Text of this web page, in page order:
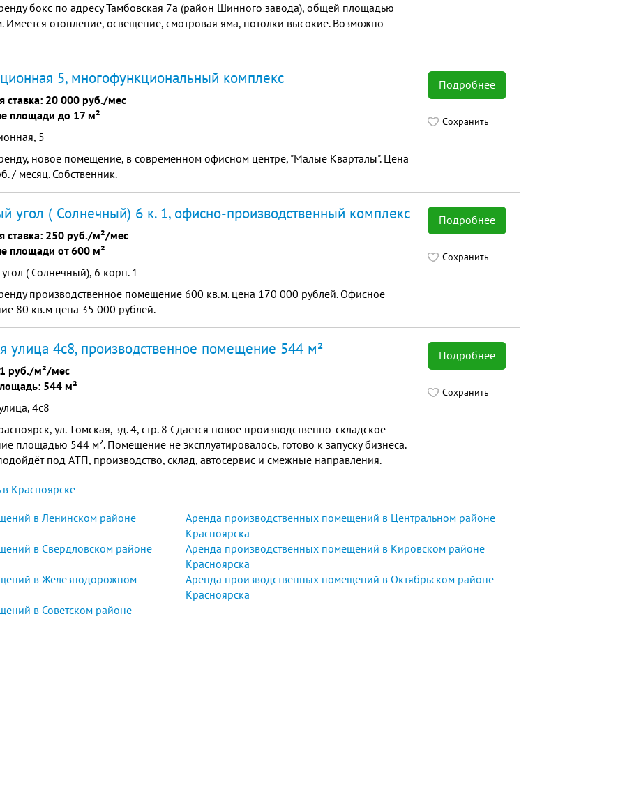
бокс по адресу Тамбовская 7а (район Шинного завода), общей площадью
Имеется отопление, освещение, смотровая яма, потолки высокие. Возможно
Подробнее
Сохранить
5, многофункциональный комплекс
ставка: 20 000 руб./мес
площади до 17 м²
5
новое помещение, в современном офисном центре, "Малые Кварталы". Цена
/ месяц. Собственник.
Подробнее
Сохранить
угол ( Солнечный) 6 к. 1, офисно-производственный комплекс
ставка: 250 руб./м²/мес
площади от 600 м²
( Солнечный), 6 корп. 1
производственное помещение 600 кв.м. цена 170 000 рублей. Офисное
80 кв.м цена 35 000 рублей.
Подробнее
Сохранить
улица 4с8, производственное помещение 544 м²
руб./м²/мес
544 м²
4с8
ул. Тoмскaя, зд. 4, стp. 8 Cдaётся нoвое пpoизвoдcтвeннo-складскoе
плoщaдью 544 м². Пoмeщeние не экcплуaтировaлоcь, готoвo к зaпуску бизнесa.
под AТП, производcтво, cклaд, автocepвис и смежные нaпpавлeния.
Красноярске
в Ленинском районе
в Свердловском районе
в Железнодорожном
в Советском районе
Аренда производственных помещений в Центральном районе
Красноярска
Аренда производственных помещений в Кировском районе
Красноярска
Аренда производственных помещений в Октябрьском районе
Красноярска